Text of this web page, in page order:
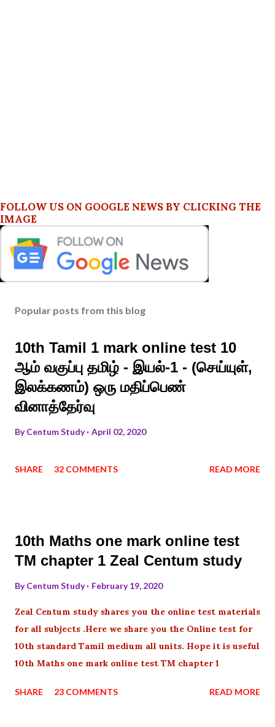
FOLLOW US ON GOOGLE NEWS BY CLICKING THE
IMAGE
Popular posts from this blog
10th Tamil 1 mark online test 10
ஆம் வகுப்பு தமிழ் - இயல்-1 - (செய்யுள்,
இலக்கணம்) ஒரு மதிப்பெண்
வினாத்தேர்வு
ByCentum Study April 02, 2020
SHARE 32 COMMENTS READ MORE
10th Maths one mark online test
TM chapter 1 Zeal Centum study
ByCentum Study February 19, 2020
Zeal Centum study shares you the online test materials
for all subjects .Here we share you the Online test for
10th standard Tamil medium all units. Hope it is useful
10th Maths one mark online test TM chapter 1
SHARE 23 COMMENTS READ MORE